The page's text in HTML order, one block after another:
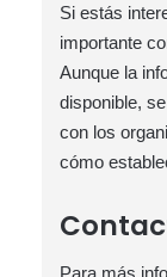
Si estás
importante
Aunque la
disponible,
con los
cómo
Para más